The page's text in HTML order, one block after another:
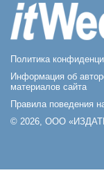
Политика
Информация об
материалов сайта
Правила поведения
© 2026, ООО